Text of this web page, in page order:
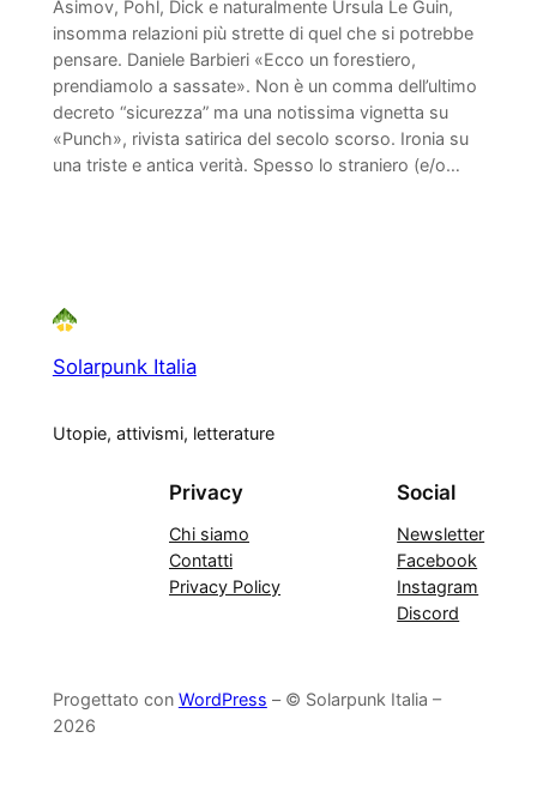
Asimov, Pohl, Dick e naturalmente Ursula Le Guin,
insomma relazioni più strette di quel che si potrebbe
pensare. Daniele Barbieri «Ecco un forestiero,
prendiamolo a sassate». Non è un comma dell’ultimo
decreto “sicurezza” ma una notissima vignetta su
«Punch», rivista satirica del secolo scorso. Ironia su
una triste e antica verità. Spesso lo straniero (e/o…
Solarpunk Italia
Utopie, attivismi, letterature
Privacy
Chi siamo
Contatti
Privacy Policy
Social
Newsletter
Facebook
Instagram
Discord
Progettato con WordPress – © Solarpunk Italia –
2026